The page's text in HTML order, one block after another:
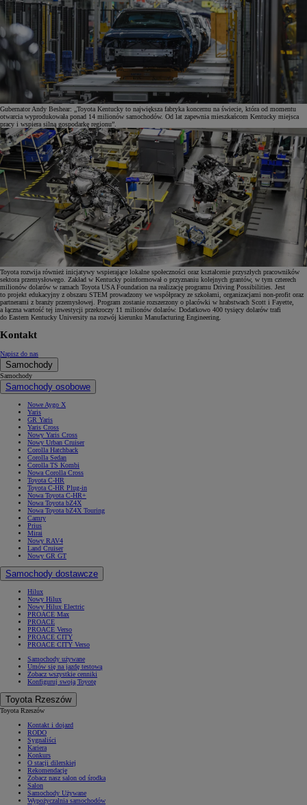
Gubernator Andy Beshear: „Toyota Kentucky to największa fabryka koncernu na świecie, która od momentu
otwarcia wyprodukowała ponad 14 milionów samochodów. Od lat zapewnia mieszkańcom Kentucky miejsca
pracy i wspiera silną gospodarkę regionu”.
Toyota rozwija również inicjatywy wspierające lokalne społeczności oraz kształcenie przyszłych pracowników
sektora przemysłowego. Zakład w Kentucky poinformował o przyznaniu kolejnych grantów, w tym czterech
milionów dolarów w ramach Toyota USA Foundation na realizację programu Driving Possibilities. Jest
to projekt edukacyjny z obszaru STEM prowadzony we współpracy ze szkołami, organizacjami non-profit oraz
partnerami z branży przemysłowej. Program zostanie rozszerzony o placówki w hrabstwach Scott i Fayette,
a łączna wartość tej inwestycji przekroczy 11 milionów dolarów. Dodatkowo 400 tysięcy dolarów trafi
do Eastern Kentucky University na rozwój kierunku Manufacturing Engineering.
Kontakt
Napisz do nas
Samochody
Samochody
Samochody osobowe
Nowe Aygo X
Yaris
GR Yaris
Yaris Cross
Nowy Yaris Cross
Nowy Urban Cruiser
Corolla Hatchback
Corolla Sedan
Corolla TS Kombi
Nowa Corolla Cross
Toyota C-HR
Toyota C-HR Plug-in
Nowa Toyota C-HR+
Nowa Toyota bZ4X
Nowa Toyota bZ4X Touring
Camry
Prius
Mirai
Nowy RAV4
Land Cruiser
Nowy GR GT
Samochody dostawcze
Hilux
Nowy Hilux
Nowy Hilux Electric
PROACE Max
PROACE
PROACE Verso
PROACE CITY
PROACE CITY Verso
Samochody używane
Umów się na jazdę testową
Zobacz wszystkie cenniki
Konfiguruj swoją Toyotę
Toyota Rzeszów
Toyota Rzeszów
Kontakt i dojazd
RODO
Sygnaliści
Kariera
Konkurs
O stacji dilerskiej
Rekomendacje
Zobacz nasz salon od środka
Salon
Samochody Używane
Wypożyczalnia samochodów